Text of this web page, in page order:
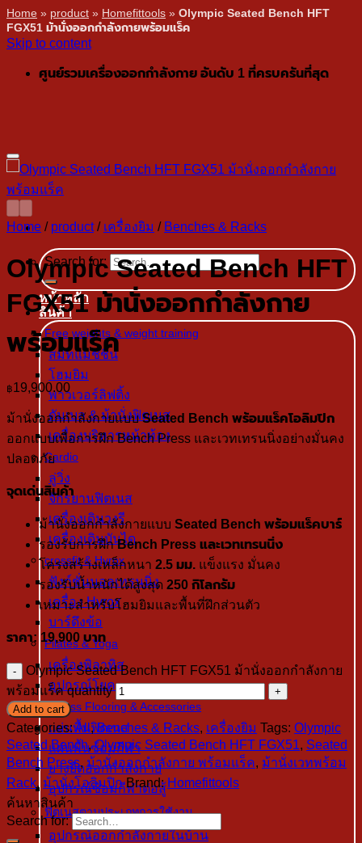
Home » product » Homefittools » Olympic Seated Bench HFT
FGX51 ม้านั่งออกกำลังกายพร้อมแร็ค
Skip to content
ศูนย์รวมเครื่องออกกำลังกาย อันดับ 1 ที่ครบครันที่สุด
Search for:
หน้าหลัก
สินค้า
Free weights & weight training
สมิทแมชชีน
โฮมยิม
พาวเวอร์ลิฟติ้ง
ดัมเบล & ม้านั่งฟิตเนส
เครื่องบริหารหน้าท้อง
Cardio
ลู่วิ่ง
จักรยานฟิตเนส
เครื่องเดินวงรี
เครื่องเดินบันได
crossfit & Hyrox
ฟังก์ชั่นนอลเทรนนิ่ง
เครื่อง Hyrox
บาร์ดึงข้อ
Pilates & Yoga
เครื่องพิลาทิส
อุปกรณ์โยคะ
Fitness Flooring & Accessories
แผ่นพื้นฟิตเนส
แผ่นพื้นซ้อมกีฬา
ยางยืดออกกำลังกาย
อุปกรณ์ซ้อมกีฬาต่อสู้
ฟิตเนสตามประเภทการใช้งาน
อุปกรณ์ออกกำลังกายในบ้าน
Home / product / เครื่องยิม / Benches & Racks
Olympic Seated Bench HFT
FGX51 ม้านั่งออกกำลังกาย
พร้อมแร็ค
฿19,900.00
ม้านั่งออกกำลังกายแบบSeated Bench พร้อมแร็คโอลิมปิก
ออกแบบเพื่อการฝึก Bench Press และเวทเทรนนิ่งอย่างมั่นคง
ปลอดภัย
จุดเด่นสินค้า
ม้านั่งออกกำลังกายแบบ Seated Bench พร้อมแร็คบาร์
รองรับการฝึกBench Press และเวทเทรนนิ่ง
โครงสร้างเหล็กหนา 2.5 มม. แข็งแรง มั่นคง
รองรับน้ำหนักได้สูงสุด 250 กิโลกรัม
เหมาะสำหรับโฮมยิมและพื้นที่ฝึกส่วนตัว
ราคา: 19,900 บาท
Olympic Seated Bench HFT FGX51 ม้านั่งออกกำลังกาย
พร้อมแร็ค quantity
Add to cart
Categories:All,Benches & Racks, เครื่องยิม Tags: Olympic
Seated Bench,Olympic Seated Bench HFT FGX51, Seated
Bench Press, ม้านั่งออกกำลังกาย พร้อมแร็ค, ม้านั่งเวทพร้อม
Rack, ม้านั่งโอลิมปิก Brand:Homefittools
ค้นหาสินค้า
Search for: